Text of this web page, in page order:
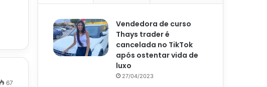
67
Vendedora de curso
Thays trader é
cancelada no TikTok
após ostentar vida de
luxo
27/04/2023